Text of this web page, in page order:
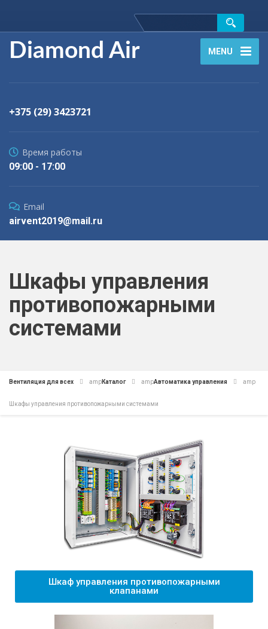
Diamond Air MENU
+375 (29) 3423721
Время работы
09:00 - 17:00
Email
airvent2019@mail.ru
Шкафы управления
противопожарными
системами
Вентиляция для всех ampКаталог ampАвтоматика управления amp
Шкафы управления противопожарными системами
Шкаф управления противопожарными
клапанами